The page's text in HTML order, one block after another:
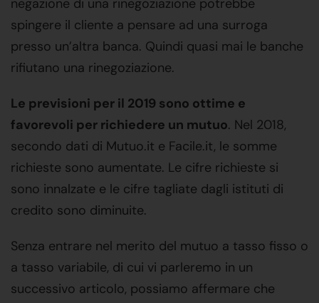
negazione di una rinegoziazione potrebbe
spingere il cliente a pensare ad una surroga
presso un’altra banca. Quindi quasi mai le banche
rifiutano una rinegoziazione.
Le previsioni per il 2019 sono ottime e
favorevoli per richiedere un mutuo. Nel 2018,
secondo dati di Mutuo.it e Facile.it, le somme
richieste sono aumentate. Le cifre richieste si
sono innalzate e le cifre tagliate dagli istituti di
credito sono diminuite.
Senza entrare nel merito del mutuo a tasso fisso o
a tasso variabile, di cui vi parleremo in un
successivo articolo, possiamo affermare che